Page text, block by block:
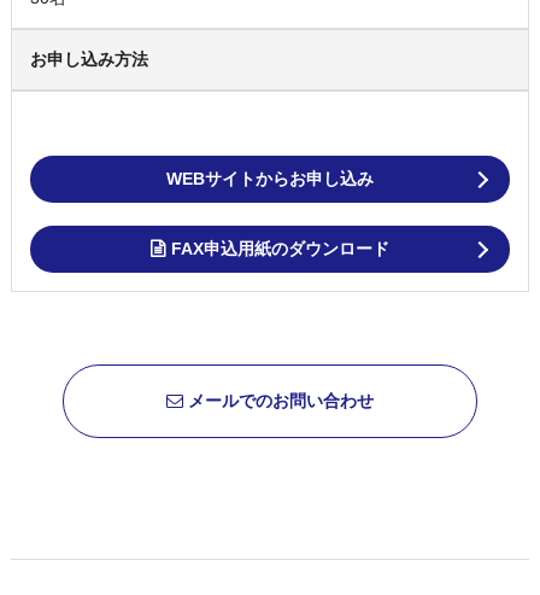
お申し込み方法
WEBサイトからお申し込み
FAX申込用紙のダウンロード
メールでのお問い合わせ